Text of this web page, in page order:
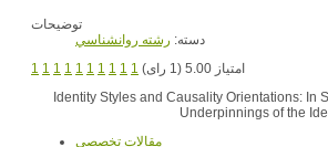
توضیحات
دسته: رشته روانشناسي
1 1 1 1 1 1 1 1 1 1
امتیاز 5.00 (1 رای)
Identity Styles and Causality Orientations: In
Underpinnings of the
مقالات تخصصي